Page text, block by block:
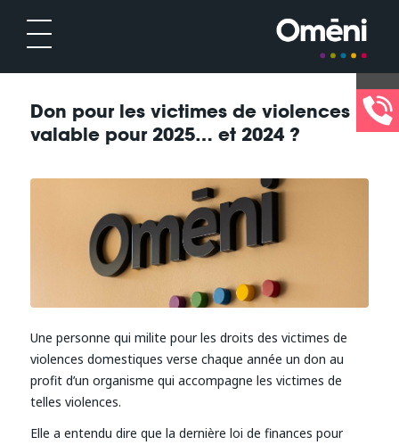
Don pour les victimes de violences :
valable pour 2025… et 2024 ?
Une personne qui milite pour les droits des victimes de
violences domestiques verse chaque année un don au
profit d’un organisme qui accompagne les victimes de
telles violences.
Elle a entendu dire que la dernière loi de finances pour